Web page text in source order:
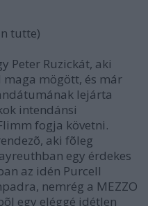
tutte)
Peter Ruzickát, aki
mögött, és már
lejárta
intendánsi
fogja követni.
aki fõleg
egy érdekes
az idén Purcell
nemrég a MEZZO
egy eléggé idétlen